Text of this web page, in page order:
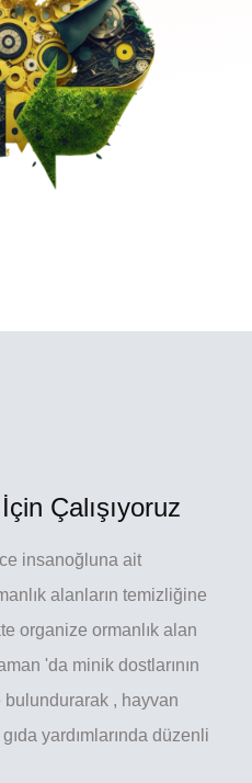
Çalışıyoruz
insanoğluna ait
alanların temizliğine
organize ormanlık alan
'da minik dostlarının
bulundurarak , hayvan
yardımlarında düzenli